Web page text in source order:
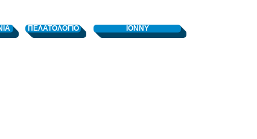
ΠΕΛΑΤΟΛΟΓΙΟ ΙΟΝΝΥ